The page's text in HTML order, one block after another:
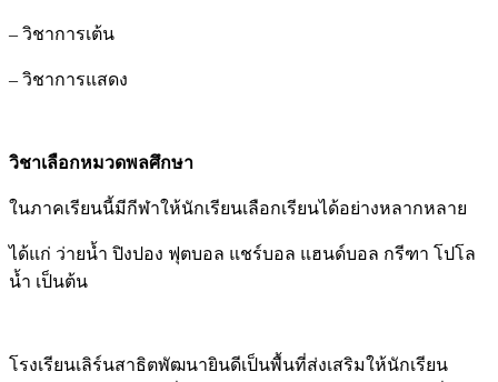
– วิชาการเต้น
– วิชาการแสดง
วิชาเลือกหมวดพลศึกษา
ในภาคเรียนนี้มีกีฬาให้นักเรียนเลือกเรียนได้อย่างหลากหลาย
ได้แก่ ว่ายน้ำ ปิงปอง ฟุตบอล แชร์บอล แฮนด์บอล กรีฑา โปโล
น้ำ เป็นต้น
โรงเรียนเลิร์นสาธิตพัฒนายินดีเป็นพื้นที่ส่งเสริมให้นักเรียน